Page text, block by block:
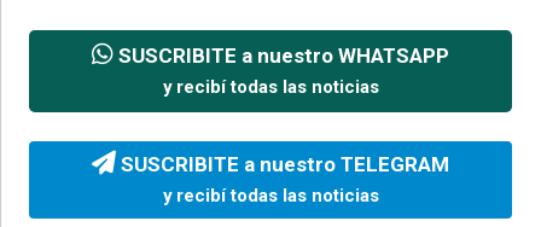
SUSCRIBITE a nuestro WHATSAPP
y recibí todas las noticias
SUSCRIBITE a nuestro TELEGRAM
y recibí todas las noticias